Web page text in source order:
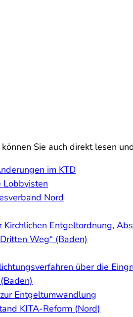
Sie auch direkt lesen
im KTD
Lobbyisten
Nord
Entgeltordnung,
Weg“ (Baden)
über die
Entgeltumwandlung
KITA-Reform (Nord)